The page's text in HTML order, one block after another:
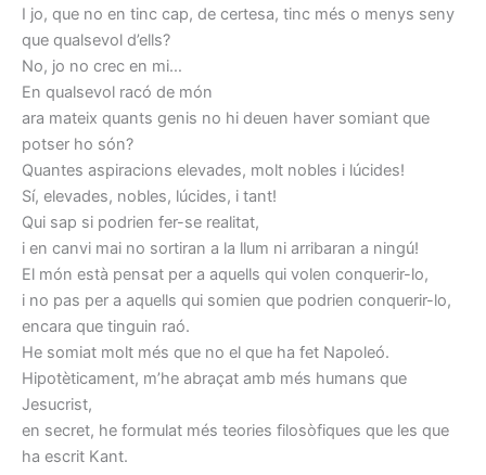
I jo, que no en tinc cap, de certesa, tinc més o menys seny
que qualsevol d’ells?
No, jo no crec en mi…
En qualsevol racó de món
ara mateix quants genis no hi deuen haver somiant que
potser ho són?
Quantes aspiracions elevades, molt nobles i lúcides!
Sí, elevades, nobles, lúcides, i tant!
Qui sap si podrien fer-se realitat,
i en canvi mai no sortiran a la llum ni arribaran a ningú!
El món està pensat per a aquells qui volen conquerir-lo,
i no pas per a aquells qui somien que podrien conquerir-lo,
encara que tinguin raó.
He somiat molt més que no el que ha fet Napoleó.
Hipotèticament, m’he abraçat amb més humans que
Jesucrist,
en secret, he formulat més teories filosòfiques que les que
ha escrit Kant.